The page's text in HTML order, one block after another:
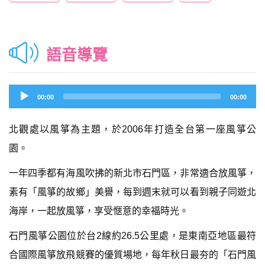
語音導覽
Audio
Player
00:00 00:00
北觀處以風箏為主題，於2006年打造全台第一座風箏公
園。
一年四季都有海風吹拂的新北市石門區，非常適合放風箏，
素有「風箏的故鄉」美譽，每到週末就可以看到親子同遊北
海岸，一起放風箏，享受愜意的幸福時光。
石門風箏公園位於台2線約26.5公里處，是東南亞地區最符
合國際風箏放飛競賽的優質場地，每年秋日最夯的「石門風